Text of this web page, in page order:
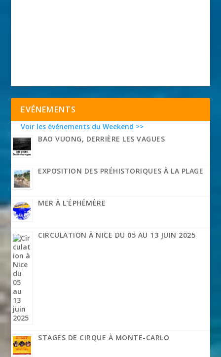
EVÉNEMENTS
Voir les événements du Weekend >>
BAO VUONG, DERRIÈRE LES VAGUES
EXPOSITION DES PRÉHISTORIQUES À LA PLAGE
MER À L’ÉPHÉMÈRE
CIRCULATION À NICE DU 05 AU 13 JUIN 2025
STAGES DE CIRQUE À MONTE-CARLO